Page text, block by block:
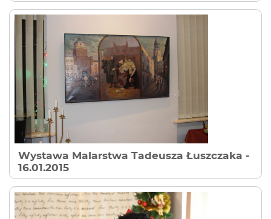
Wystawa Malarstwa Tadeusza Łuszczaka -
16.01.2015